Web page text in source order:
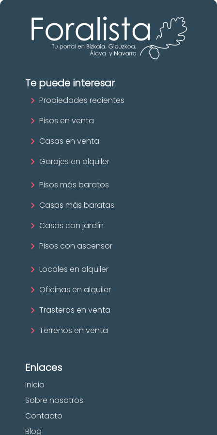
Te puede interesar
Propiedades recientes
Pisos en venta
Casas en venta
Garajes en alquiler
Pisos más baratos
Casas más baratas
Casas con jardín
Pisos con ascensor
Locales en alquiler
Oficinas en alquiler
Trasteros en venta
Terrenos en venta
Enlaces
Inicio
Sobre nosotros
Contacto
Blog